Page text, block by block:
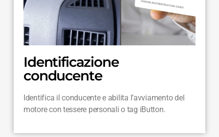
Identificazione
conducente
Identifica il conducente e abilita l’avviamento del
motore con tessere personali o tag iButton.